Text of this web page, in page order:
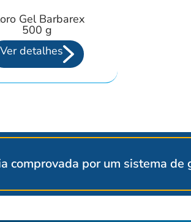
Gel Barbarex
500 g
Ver detalhes
comprovada por um sistema